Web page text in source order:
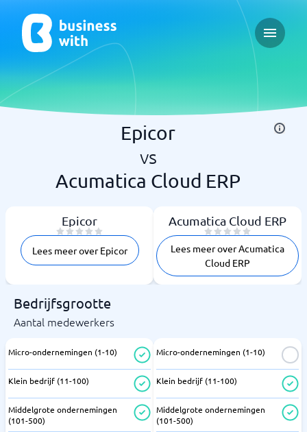
Open
Epicor
vs
Acumatica Cloud ERP
Epicor
Lees meer over Epicor
Acumatica Cloud ERP
Lees meer over Acumatica
Cloud ERP
Bedrijfsgrootte
Aantal medewerkers
Micro-ondernemingen (1-10)
Klein bedrijf (11-100)
Middelgrote ondernemingen
(101-500)
Micro-ondernemingen (1-10)
Klein bedrijf (11-100)
Middelgrote ondernemingen
(101-500)